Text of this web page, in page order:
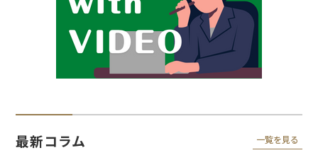
最新コラム 一覧を見る